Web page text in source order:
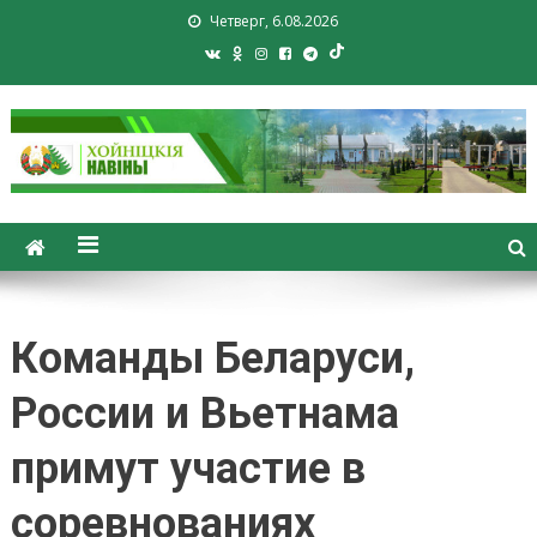
Четверг, 6.08.2026
Хойники. Хойнiцкiя навiны.
Новости Хойник. Районная
Команды Беларуси,
России и Вьетнама
примут участие в
соревнованиях